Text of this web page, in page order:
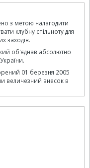
з метою налагодити
клубну спільноту для
заходів.
об'єднав абсолютно
01 березня 2005
величезний внесок в